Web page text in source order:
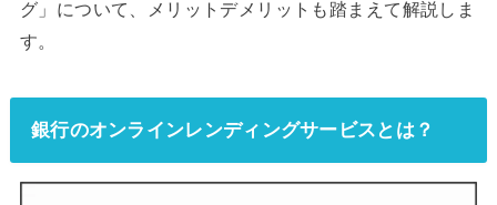
グ」について、メリットデメリットも踏まえて解説しま
す。
銀行のオンラインレンディングサービスとは？